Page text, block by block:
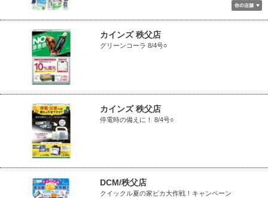
カインズ 秩父店
グリーンコーラ 8/4号○
カインズ 秩父店
停電時の備えに！ 8/4号○
DCM/秩父店
クイックル夏の家ピカ大作戦！キャンペーン